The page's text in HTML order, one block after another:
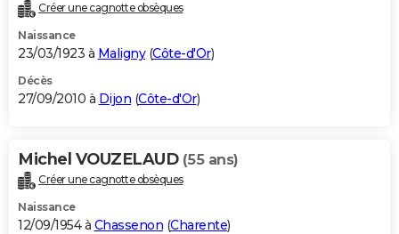
Créer une cagnotte obsèques
Naissance
23/03/1923 à Maligny(Côte-d'Or)
Décès
27/09/2010 à Dijon (Côte-d'Or)
Michel VOUZELAUD (55 ans)
Créer une cagnotte obsèques
Naissance
12/09/1954 à Chassenon (Charente)